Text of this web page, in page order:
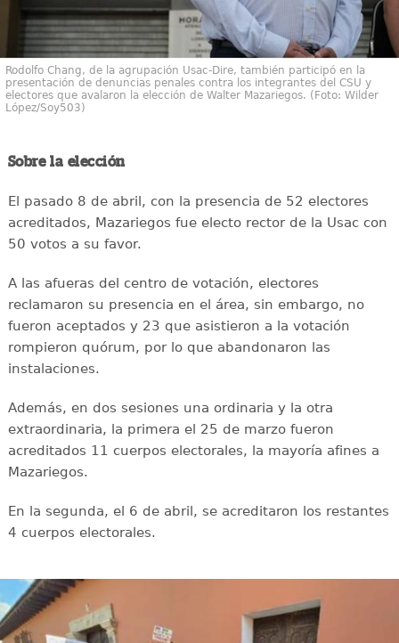
Rodolfo Chang, de la agrupación Usac-Dire, también participó en la
presentación de denuncias penales contra los integrantes del CSU y
electores que avalaron la elección de Walter Mazariegos. (Foto: Wilder
López/Soy503)
Sobre la elección
El pasado 8 de abril, con la presencia de 52 electores
acreditados, Mazariegos fue electo rector de la Usac con
50 votos a su favor.
A las afueras del centro de votación, electores
reclamaron su presencia en el área, sin embargo, no
fueron aceptados y 23 que asistieron a la votación
rompieron quórum, por lo que abandonaron las
instalaciones.
Además, en dos sesiones una ordinaria y la otra
extraordinaria, la primera el 25 de marzo fueron
acreditados 11 cuerpos electorales, la mayoría afines a
Mazariegos.
En la segunda, el 6 de abril, se acreditaron los restantes
4 cuerpos electorales.